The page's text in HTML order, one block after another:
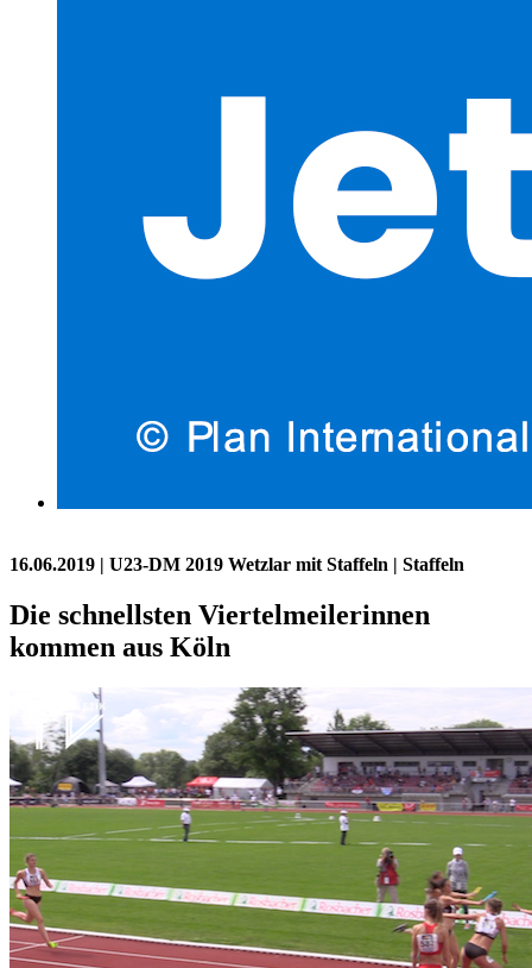
16.06.2019 | U23-DM 2019 Wetzlar mit Staffeln | Staffeln
Die schnellsten Viertelmeilerinnen
kommen aus Köln